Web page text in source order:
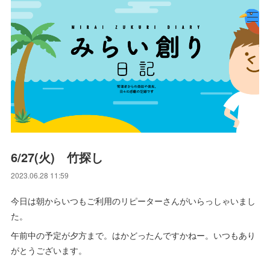
6/27(火) 竹探し
2023.06.28 11:59
今日は朝からいつもご利用のリピーターさんがいらっしゃいまし
た。
午前中の予定が夕方まで。はかどったんですかねー。いつもあり
がとうございます。